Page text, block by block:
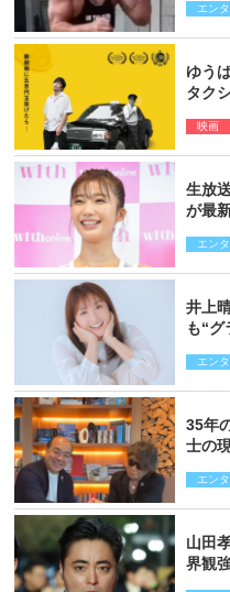
エン
ゆう
タク
映画
生放
が最
エン
井上
も“
エン
35年
士の
エン
山田
界観